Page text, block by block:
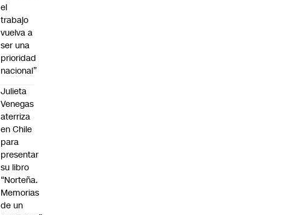
el
trabajo
vuelva a
ser una
prioridad
nacional”
Julieta
Venegas
aterriza
en Chile
para
presentar
su libro
“Norteña.
Memorias
de un